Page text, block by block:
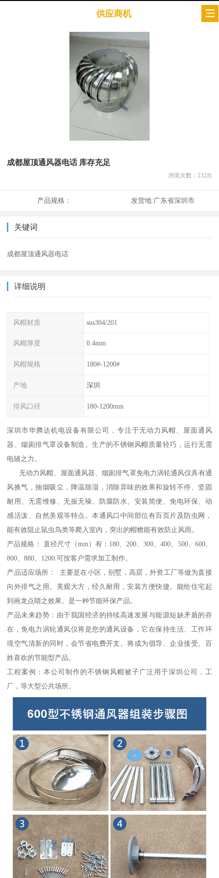
供应商机
成都屋顶通风器电话 库存充足
浏览次数： 232次
产品规格： 发货地:广东省深圳市
关键词
成都屋顶通风器电话
详细说明
风帽材质 sus304/201
风帽厚度 0.4mm
风帽规格 180#-1200#
产地 深圳
排风口径 180-1200mm
深圳市华腾达机电设备有限公司，专注于无动力风帽、屋面通风
器、烟囱排气罩设备制造。生产的不锈钢风帽质量轻巧，运行无需
电辅之力。
无动力风帽、屋面通风器、烟囱排气罩免电力涡轮通风仪具有通
风换气，抽烟吸尘，降温除湿，消除异味的效果和旋转不停、坚固
耐用、无需维修、无振无噪、防腐防水、安装简便、免电环保、动
感活泼、自然美观等特点。本通风口中间部位有百页片及防虫网，
能有效阻止鼠虫鸟类等爬入室内，突出的帽檐能有效防止风雨。
产品规格： 直径尺寸（mm）有：180、200、300、400、500、600、
800、880、1200.可按客户需求加工制作。
产品适应场所： 主要是在小区，别墅，高层，外资工厂等做为直接
向外排气之用。美观大方，经久耐用，安装方便快捷。能给住宅起
到画龙点睛之效果。是一种节能环保产品。
产品未来趋势：由于我国经济的持续高速发展与能源短缺矛盾的存
在，免电力涡轮通风仪将是您的通风设备，它在保持生活、工作环
境空气清新的同时，会节省电费开支。将成为倡导、企业接受、百
姓喜欢的节能型产品。
工程案例：本公司制作的不锈钢风帽被子广泛用于深圳公司，工
厂，等大型公共场所。